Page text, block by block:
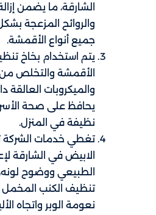
الشارقة، ما يضمن
والروائح المزعجة
جميع أنواع الأقمشة.
يتم استخدام بخاخ
الأقمشة والتخلص من
والميكروبات العالقة
يحافظ على صحة
نظيفة في المنزل.
تغطي خدمات الشركة
الابيض في الشارقة
الطبيعي ووضوح
تنظيف الكنب
نعومة الوبر واتجاه